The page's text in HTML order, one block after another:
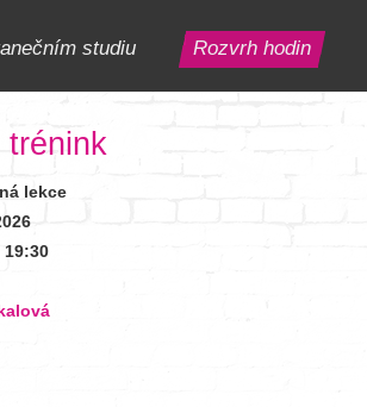
studiu Rozvrh hodin
trénink
lekce
19:30